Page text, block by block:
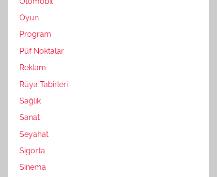
Oyun
Program
Püf Noktalar
Reklam
Rüya Tabirleri
Sağlık
Sanat
Seyahat
Sigorta
Sinema